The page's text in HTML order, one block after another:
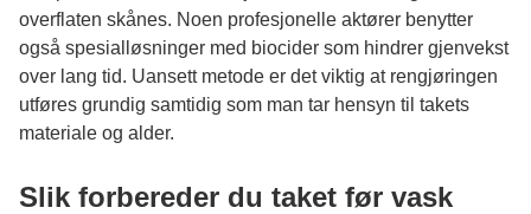
overflaten skånes. Noen profesjonelle aktører benytter
også spesialløsninger med biocider som hindrer gjenvekst
over lang tid. Uansett metode er det viktig at rengjøringen
utføres grundig samtidig som man tar hensyn til takets
materiale og alder.
Slik forbereder du taket før vask